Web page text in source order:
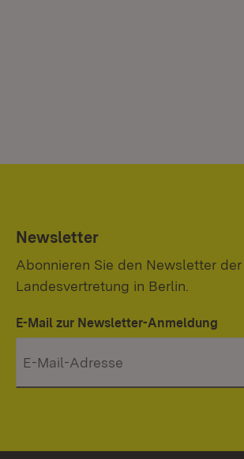
Newsletter
Abonnieren Sie den Newsletter der
Landesvertretung in Berlin.
E-Mail zur Newsletter-Anmeldung